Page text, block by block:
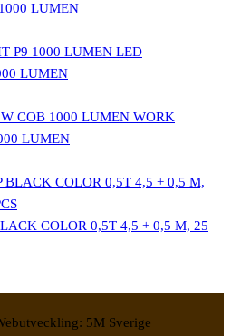
LUMEN
LED
LUMEN
WORK
LUMEN
COLOR 0,5T 4,5 + 0,5 M, 25
5M Sverige